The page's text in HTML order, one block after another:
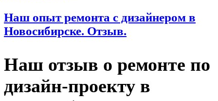
Наш опыт ремонта с дизайнером в
Новосибирске. Отзыв.
Наш отзыв о ремонте по
дизайн-проекту в